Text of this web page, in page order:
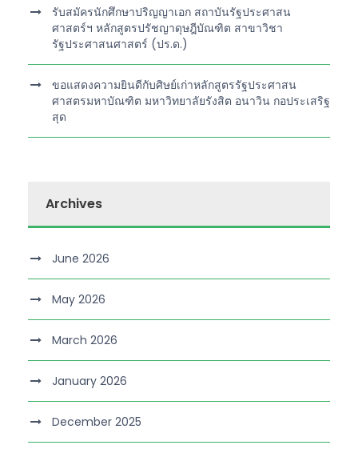
รับสมัครนักศึกษาปริญญาเอก สถาบันรัฐประศาสน
ศาสตร์ฯ หลักสูตรปรัชญาดุษฎีบัณฑิต สาขาวิชา
รัฐประศาสนศาสตร์ (ปร.ด.)
ขอแสดงความยินดีกับศิษย์เก่าหลักสูตรรัฐประศาสน
ศาสตรมหาบัณฑิต มหาวิทยาลัยรังสิต อนาวิน กอประเสริฐ
สุด
Archives
June 2026
May 2026
March 2026
January 2026
December 2025